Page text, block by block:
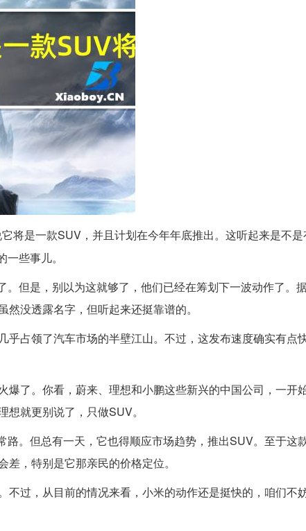
它将是一款SUV，并且计划在今年年底推出。这听起来是不
些事儿。
但是，别以为这就够了，他们已经在筹划下一波动作了。
没透露名字，但听起来还挺靠谱的。
占领了汽车市场的半壁江山。不过，这发布速度确实有点
了。你看，蔚来、理想和小鹏这些新兴的中国公司，一开
就更别说了，只做SUV。
。但总有一天，它也得顺应市场趋势，推出SUV。至于这
，特别是它那亲民的价格定位。
过，从目前的情况来看，小米的动作还是挺快的，咱们不